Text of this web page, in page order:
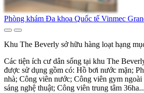
Phòng khám Đa khoa Quốc tế Vinmec
Khu The Beverly sở hữu hàng loạt hạng
Các tiện ích cư dân sống tại khu The
được sử dụng gồm có: Hồ bơi nước mặn;
nhà; Công viên nước; Công viên gym
sáng nghệ thuật; Công viên trung tâm 36ha...